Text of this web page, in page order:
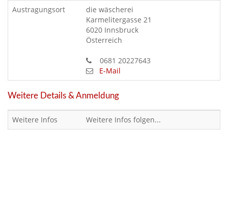
Austragungsort
die wäscherei
Karmelitergasse 21
6020 Innsbruck
Österreich
0681 20227643
E-Mail
Weitere Details & Anmeldung
Weitere Infos Weitere Infos folgen...